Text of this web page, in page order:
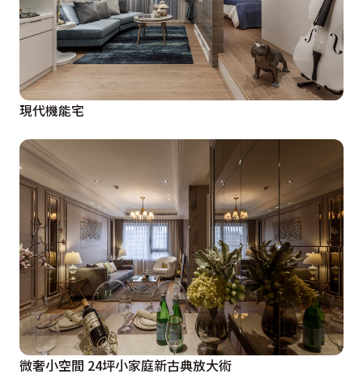
現代機能宅
微奢小空間 24坪小家庭新古典放大術